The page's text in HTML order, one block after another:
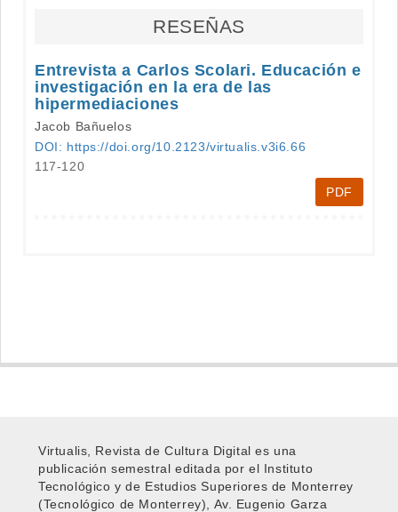
RESEÑAS
Entrevista a Carlos Scolari. Educación e
investigación en la era de las
hipermediaciones
Jacob Bañuelos
DOI: https://doi.org/10.2123/virtualis.v3i6.66
117-120
PDF
Virtualis, Revista de Cultura Digital es una
publicación semestral editada por el Instituto
Tecnológico y de Estudios Superiores de Monterrey
(Tecnológico de Monterrey), Av. Eugenio Garza